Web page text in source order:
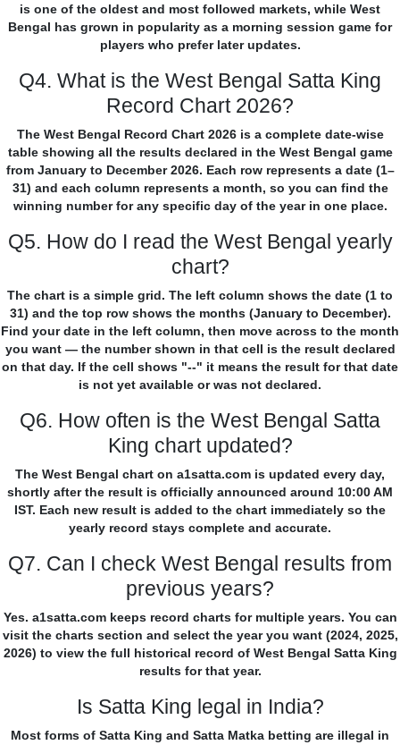
is one of the oldest and most followed markets, while West
Bengal has grown in popularity as a morning session game for
players who prefer later updates.
Q4. What is the West Bengal Satta King
Record Chart 2026?
The West Bengal Record Chart 2026 is a complete date-wise
table showing all the results declared in the West Bengal game
from January to December 2026. Each row represents a date (1–
31) and each column represents a month, so you can find the
winning number for any specific day of the year in one place.
Q5. How do I read the West Bengal yearly
chart?
The chart is a simple grid. The left column shows the date (1 to
31) and the top row shows the months (January to December).
Find your date in the left column, then move across to the month
you want — the number shown in that cell is the result declared
on that day. If the cell shows "--" it means the result for that date
is not yet available or was not declared.
Q6. How often is the West Bengal Satta
King chart updated?
The West Bengal chart on a1satta.com is updated every day,
shortly after the result is officially announced around 10:00 AM
IST. Each new result is added to the chart immediately so the
yearly record stays complete and accurate.
Q7. Can I check West Bengal results from
previous years?
Yes. a1satta.com keeps record charts for multiple years. You can
visit the charts section and select the year you want (2024, 2025,
2026) to view the full historical record of West Bengal Satta King
results for that year.
Is Satta King legal in India?
Most forms of Satta King and Satta Matka betting are illegal in